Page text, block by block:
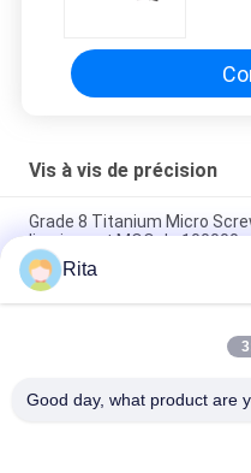
Vis à vis de précision
Grade 8 Titanium Micro
livraison et MOQ de 100000
l'aérospatiale
Micro vis galvanisée ultra-
Rita
Good day, what product are